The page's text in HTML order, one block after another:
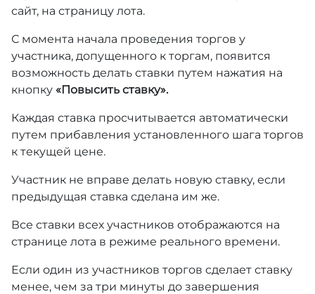
сайт, на страницу лота.
С момента начала проведения торгов у
участника, допущенного к торгам, появится
возможность делать ставки путем нажатия на
кнопку «Повысить ставку».
Каждая ставка просчитывается автоматически
путем прибавления установленного шага торгов
к текущей цене.
Участник не вправе делать новую ставку, если
предыдущая ставка сделана им же.
Все ставки всех участников отображаются на
странице лота в режиме реального времени.
Если один из участников торгов сделает ставку
менее, чем за три минуты до завершения